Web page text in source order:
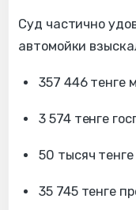
Суд частично
автомойки
357 446 тенге
3 574 тенге
50 тысяч
35 745 тенге